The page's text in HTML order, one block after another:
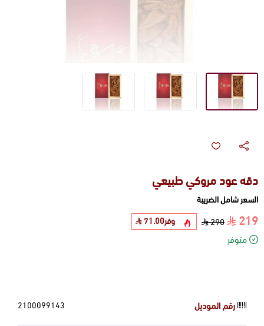
دقه عود مروكي طبيعي
السعر شامل الضريبة
219
290 وفر71.00
متوفر
رقم الموديل 2100099143